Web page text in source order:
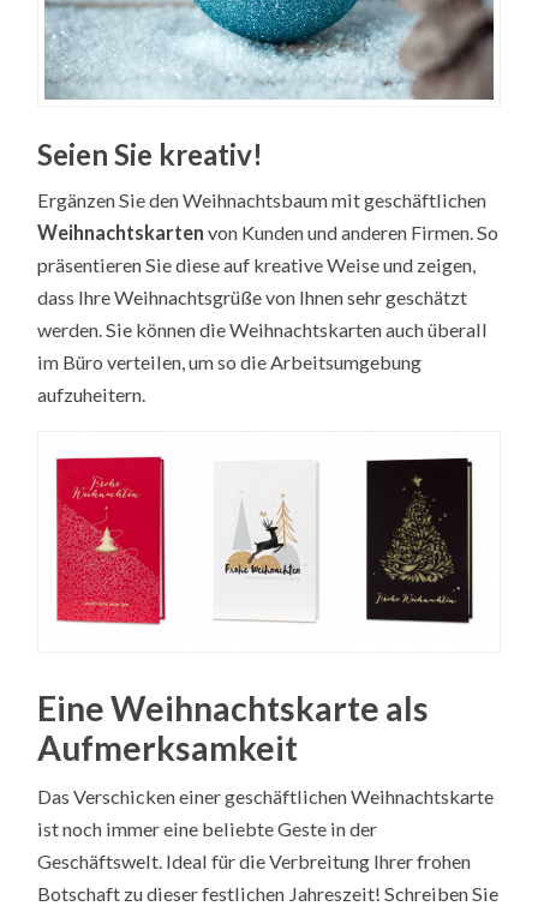
Seien Sie kreativ!
Ergänzen Sie den Weihnachtsbaum mit geschäftlichen
Weihnachtskarten von Kunden und anderen Firmen. So
präsentieren Sie diese auf kreative Weise und zeigen,
dass Ihre Weihnachtsgrüße von Ihnen sehr geschätzt
werden. Sie können die Weihnachtskarten auch überall
im Büro verteilen, um so die Arbeitsumgebung
aufzuheitern.
Eine Weihnachtskarte als
Aufmerksamkeit
Das Verschicken einer geschäftlichen Weihnachtskarte
ist noch immer eine beliebte Geste in der
Geschäftswelt. Ideal für die Verbreitung Ihrer frohen
Botschaft zu dieser festlichen Jahreszeit! Schreiben Sie